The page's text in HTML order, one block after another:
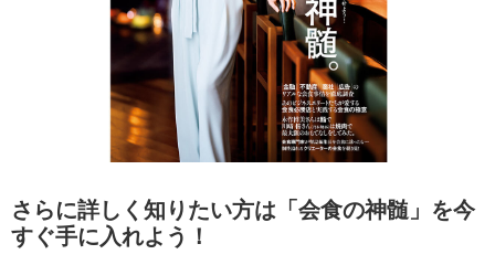
さらに詳しく知りたい方は「会食の神髄」を今
すぐ手に入れよう！